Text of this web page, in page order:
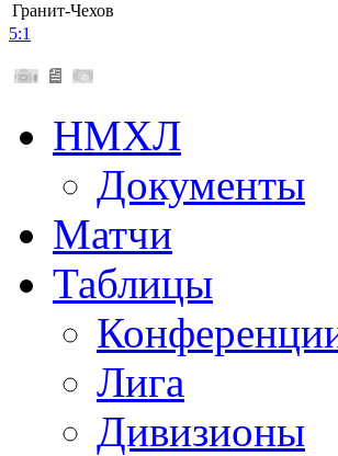
Гранит-Чехов
5:1
НМХЛ
Документы
Матчи
Таблицы
Лига
Дивизионы